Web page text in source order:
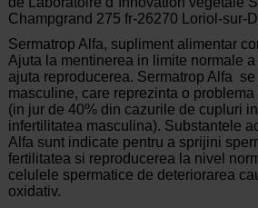
Champgrand 275 fr-26270 Loriol-sur-
Sermatrop Alfa, supliment alimentar
Ajuta la mentinerea in limite normale
ajuta reproducerea. Sermatrop Alfa
masculine, care reprezinta o
(in jur de 40% din cazurile de cupluri
infertilitatea masculina). Substantele
Alfa sunt indicate pentru a sprijini
fertilitatea si reproducerea la nivel
celulele spermatice de deteriorarea
oxidativ.